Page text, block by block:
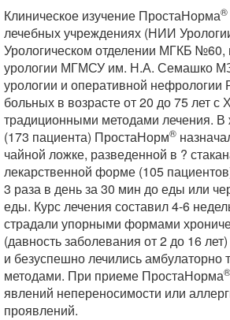
Клиническое изучение ПростаНорма®
лечебных учреждениях (НИИ
Урологическом отделении МГКБ
урологии МГМСУ им. Н.А. Семашко
урологии и оперативной
больных в возрасте от 20 до 75 лет с
традиционными методами лечения.
(173 пациента) ПростаНорм®
чайной ложке, разведенной в ?
лекарственной форме (105
3 раза в день за 30 мин до еды или
еды. Курс лечения составил 4-6
страдали упорными формами
(давность заболевания от 2 до 16
и безуспешно лечились амбулаторно
методами. При приеме ПростаНорма®
явлений непереносимости или
проявлений.